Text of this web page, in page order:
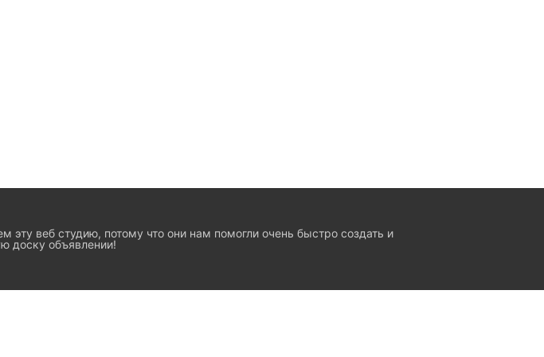
веб студию, потому что они нам помогли очень быстро создать и
доску объявлении!